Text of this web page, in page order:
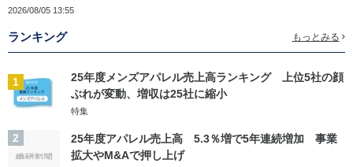
2026/08/05 13:55
ランキング もっとみる
1
25年度メンズアパレル売上高ランキング 上位5社の顔
ぶれが変動、増収は25社に縮小
特集
2
25年度アパレル売上高 5.3％増で5年連続増加 事業
拡大やM&Aで押し上げ